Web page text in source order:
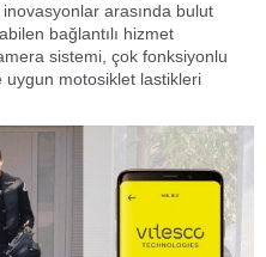
inovasyonlar arasında bulut
bağlantılı hizmet
sistemi, çok fonksiyonlu
motosiklet lastikleri